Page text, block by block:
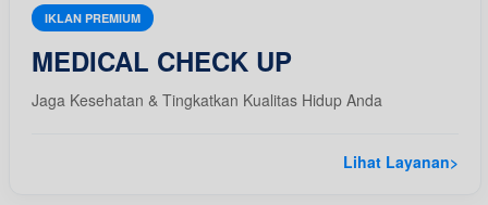
IKLAN PREMIUM
MEDICAL CHECK UP
Jaga Kesehatan & Tingkatkan Kualitas Hidup Anda
Lihat Layanan>